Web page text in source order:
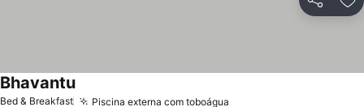
Partilhar
Bed & Breakfast Piscina externa com toboágua
Bhavantu